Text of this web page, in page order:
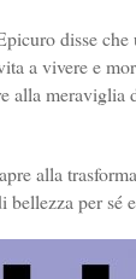
disse che
a vivere e
alla meraviglia
alla
per sé